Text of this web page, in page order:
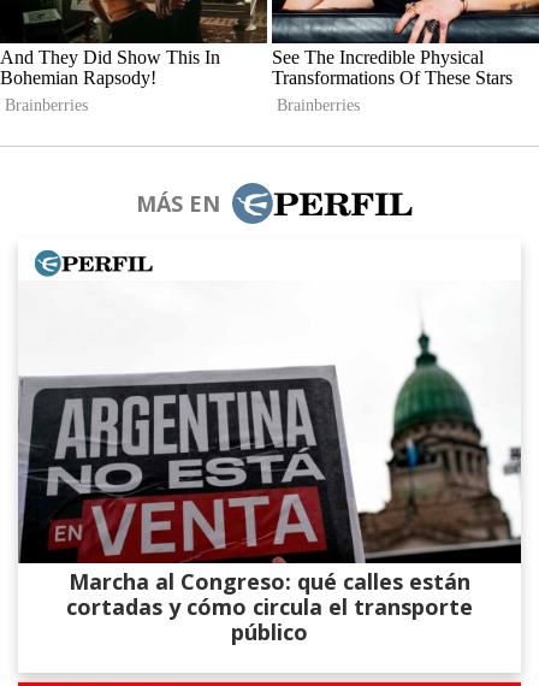
MÁS EN
Marcha al Congreso: qué calles están
cortadas y cómo circula el transporte
público